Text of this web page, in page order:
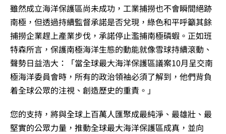
雖然成立海洋保護區尚未成功，工業捕撈也不會瞬間絕跡
南極，但透過持續監督承諾是否兌現，綠色和平呼籲其餘
捕撈企業趕上產業步伐，承諾停止濫捕南極磷蝦。正如班
特森所言，保護南極海洋生態的動能就像雪球持續滾動、
聲勢日益浩大：「當全球最大海洋保護區議案10月呈交南
極海洋委員會時，所有的政治領袖必須了解到，他們背負
着全球公眾的注視、創造歷史的重責。」
您的支持，將與全球上百萬人匯聚成最純淨、最雄壯、最
堅實的公眾力量，推動全球最大海洋保護區成真，並向